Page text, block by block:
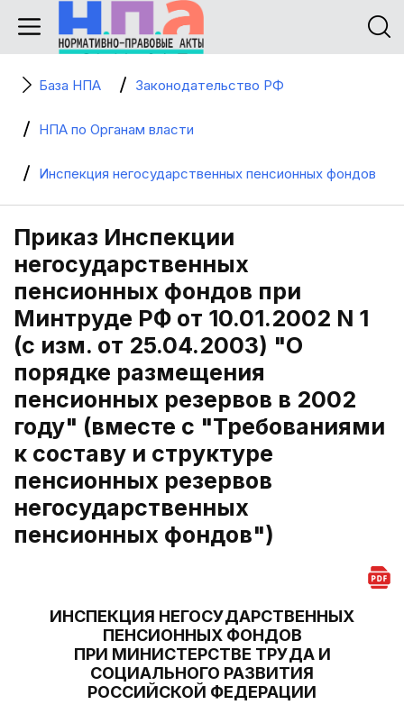
База НПА Законодательство РФ
НПА по Органам власти
Инспекция негосударственных пенсионных фондов
Приказ Инспекции
негосударственных
пенсионных фондов при
Минтруде РФ от 10.01.2002 N 1
(с изм. от 25.04.2003) "О
порядке размещения
пенсионных резервов в 2002
году" (вместе с "Требованиями
к составу и структуре
пенсионных резервов
негосударственных
пенсионных фондов")
ИНСПЕКЦИЯ НЕГОСУДАРСТВЕННЫХ
ПЕНСИОННЫХ ФОНДОВ
ПРИ МИНИСТЕРСТВЕ ТРУДА И
СОЦИАЛЬНОГО РАЗВИТИЯ
РОССИЙСКОЙ ФЕДЕРАЦИИ